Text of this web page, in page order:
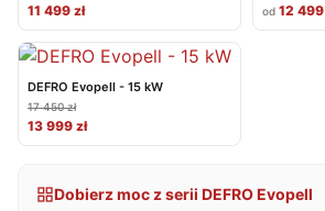
11 499 zł
od 12 499
DEFRO Evopell - 15 kW
17 450 zł
13 999 zł
Dobierz moc z serii DEFRO Evopell